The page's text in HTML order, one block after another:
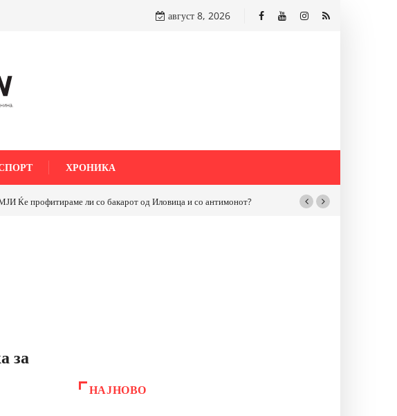
август 8, 2026
ХРОНИКА
ли со бакарот од Иловица и со антимонот?
за
НАЈНОВО